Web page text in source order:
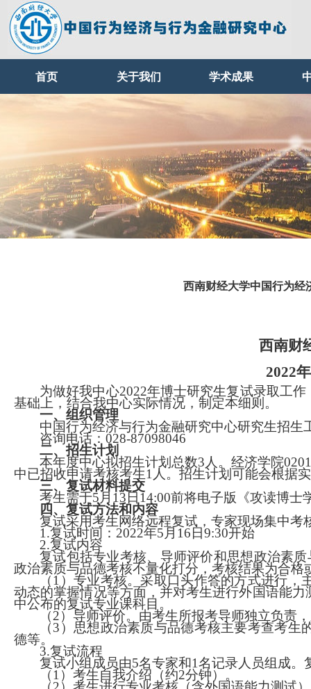
首页 关于我们 学术成果
西南财经大学中国行为经
西南财
2022年
为做好我中心2022年博士研究生复试录取工
基础上，结合我中心实际情况，制定本细则。
一、组织管理
中国行为经济与行为金融研究中心研究生招
咨询电话： 028-87098046
二、招生计划
本年度中心拟招生计划总数3 人。经济学院
中已招收申请考核考生1 人 。 招生计划可能会根据
三、复试材料提交
考生需于5 月 13 日 14:00前将电子版《攻读博士
四、复试方法和内容
复试采用考生网络远程复试，专家现场集中考
1.复试时间 ： 2022年5 月 16 日9:30开始
2.复试内容
复试包括专业考核、导师评价和思想政治素
政治素质与品德考核不量化打分，考核结果为合格
（1 ）专业考核。采取口头作答的方式进行
动态的掌握情况等方面，并对考生进行外国语能
中公布的复试专业课科目。
（2）导师评价。由考生所报考导师独立负责
（3）思想政治素质与品德考核主要考查考生
德等。
3.复试流程
复试小组 成员由5名专家和1名记录人员组成。
（1 ）考生自我介绍（约2分钟）。